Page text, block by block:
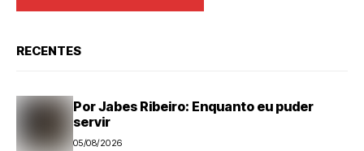
RECENTES
Por Jabes Ribeiro: Enquanto eu puder
servir
05/08/2026